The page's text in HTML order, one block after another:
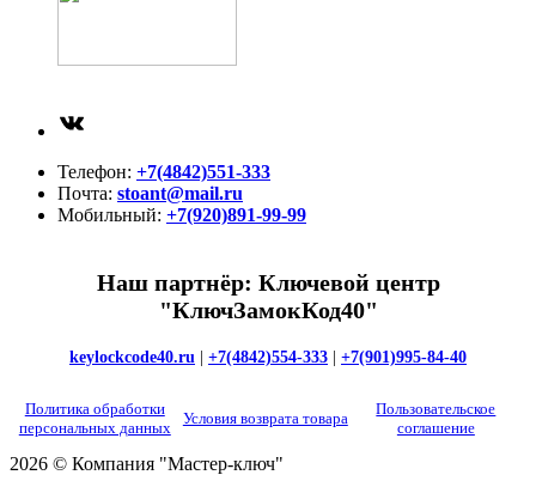
Телефон: +7(4842)551-333
Почта: stoant@mail.ru
Мобильный: +7(920)891-99-99
Наш партнёр: Ключевой центр
"КлючЗамокКод40"
keylockcode40.ru +7(4842)554-333 +7(901)995-84-40
Политика обработки
персональных данных
Условия возврата товара
Пользовательское
соглашение
2026 © Компания "Мастер-ключ"